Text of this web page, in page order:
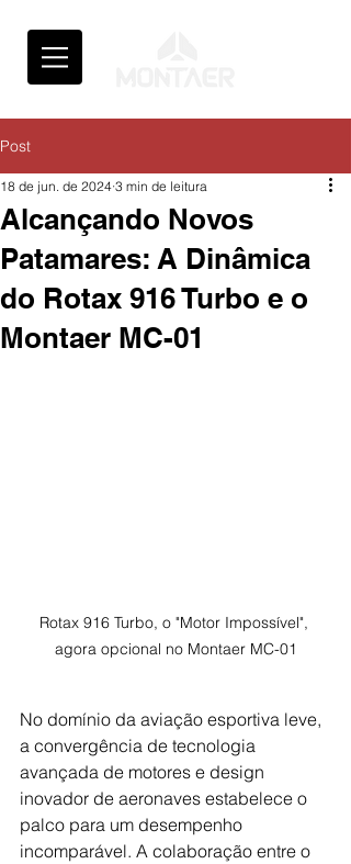
Post
Alcançando Novos
Patamares: A Dinâmica
do Rotax 916 Turbo e o
Montaer MC-01
18 de jun. de 2024 3 min de leitura
Rotax 916 Turbo, o "Motor Impossível",
agora opcional no Montaer MC-01
No domínio da aviação esportiva leve,
a convergência de tecnologia
avançada de motores e design
inovador de aeronaves estabelece o
palco para um desempenho
incomparável. A colaboração entre o